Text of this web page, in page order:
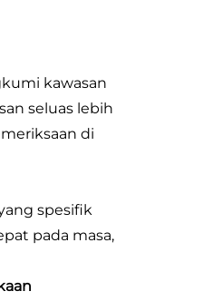
kawasan
seluas lebih
di
spesifik
pada masa,